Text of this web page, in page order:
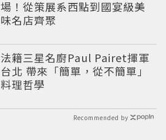
場！從策展系西點到國宴級美
味名店齊聚
法籍三星名廚Paul Pairet揮軍
台北 帶來「簡單，從不簡單」
料理哲學
Recommended by